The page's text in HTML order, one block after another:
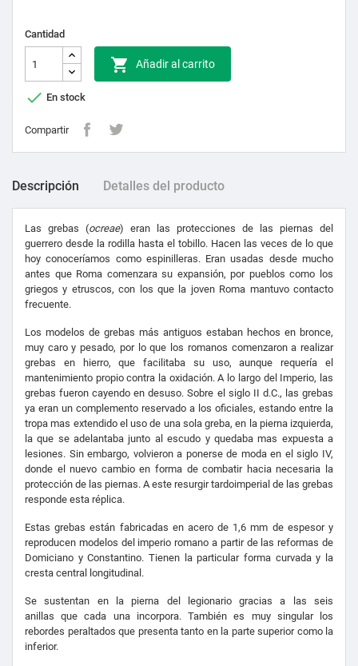
Cantidad
 Añadir al carrito
 En stock
Compartir
Descripción Detalles del producto
Las grebas (ocreae) eran las protecciones de las piernas del
guerrero desde la rodilla hasta el tobillo. Hacen las veces de lo que
hoy conoceríamos como espinilleras. Eran usadas desde mucho
antes que Roma comenzara su expansión, por pueblos como los
griegos y etruscos, con los que la joven Roma mantuvo contacto
frecuente.
Los modelos de grebas más antiguos estaban hechos en bronce,
muy caro y pesado, por lo que los romanos comenzaron a realizar
grebas en hierro, que facilitaba su uso, aunque requería el
mantenimiento propio contra la oxidación. A lo largo del Imperio, las
grebas fueron cayendo en desuso. Sobre el siglo II d.C., las grebas
ya eran un complemento reservado a los oficiales, estando entre la
tropa mas extendido el uso de una sola greba, en la pierna izquierda,
la que se adelantaba junto al escudo y quedaba mas expuesta a
lesiones. Sin embargo, volvieron a ponerse de moda en el siglo IV,
donde el nuevo cambio en forma de combatir hacia necesaria la
protección de las piernas. A este resurgir tardoimperial de las grebas
responde esta réplica.
Estas grebas están fabricadas en acero de 1,6 mm de espesor y
reproducen modelos del imperio romano a partir de las reformas de
Domiciano y Constantino. Tienen la particular forma curvada y la
cresta central longitudinal.
Se sustentan en la pierna del legionario gracias a las seis
anillas que cada una incorpora. También es muy singular los
rebordes peraltados que presenta tanto en la parte superior como la
inferior.